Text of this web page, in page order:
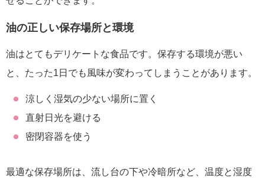
油の正しい保存場所と環境
油はとてもデリケートな食品です。保存する環境が悪い
と、たった1日でも風味が変わってしまうことがあります。
涼しく湿気の少ない場所に置く
直射日光を避ける
密閉容器を使う
最適な保存場所は、流し台の下や冷暗所など、温度と湿度